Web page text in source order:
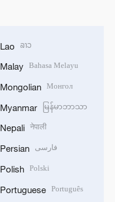
Lao ລາວ
Malay Bahasa Melayu
Mongolian Монгол
Myanmar မြန်မာဘာသာ
Nepali नेपाली
Persian فارسی
Polish Polski
Portuguese Português